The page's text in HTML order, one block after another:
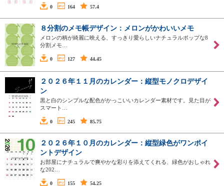
0 164 57.4
８分割のメモ帳デザイン：メロンがかわいいメモ
メロンの柄が綺麗に映える、すっきり愛らしいナチュラルポップな8
分割メモ…
0 127 44.45
２０２６年１１月のカレンダー：縦型モノクロデザイ
ン
黒と白のシンプルな配色がかっこいいカレンダー素材です。見た目が
スマート…
0 245 85.75
２０２６年１０月のカレンダー：縦型緑色がワンポイ
ントデザイン
お部屋にナチュラルで爽やかな彩りを添えてくれる、緑色がおしゃれ
な202…
0 155 54.25